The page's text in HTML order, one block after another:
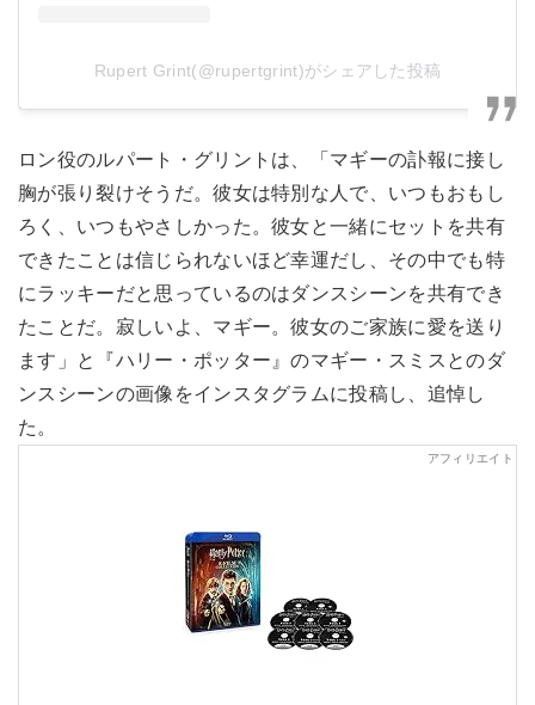
Rupert Grint(@rupertgrint)がシェアした投稿
ロン役のルパート・グリントは、「マギーの訃報に接し
胸が張り裂けそうだ。彼女は特別な人で、いつもおもし
ろく、いつもやさしかった。彼女と一緒にセットを共有
できたことは信じられないほど幸運だし、その中でも特
にラッキーだと思っているのはダンスシーンを共有でき
たことだ。寂しいよ、マギー。彼女のご家族に愛を送り
ます」と『ハリー・ポッター』のマギー・スミスとのダ
ンスシーンの画像をインスタグラムに投稿し、追悼し
た。